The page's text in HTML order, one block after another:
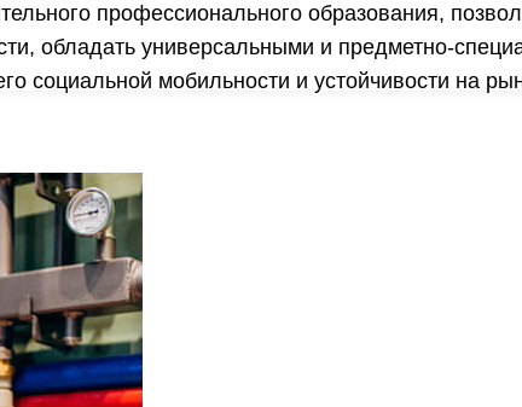
профессионального образования,
обладать универсальными и предметно-
социальной мобильности и устойчивости на